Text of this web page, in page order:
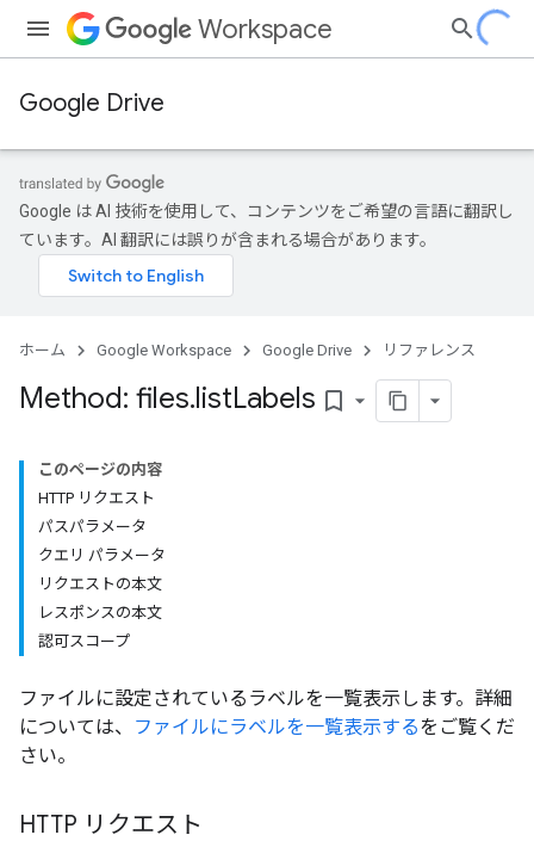
Workspace
Google Drive
Google は AI 技術を使用して、コンテンツをご希望の言語に翻訳し
ています。AI 翻訳には誤りが含まれる場合があります。
ホーム Google Workspace Google Drive リファレンス
Method: files.listLabels bookmark_border
このページの内容
HTTP リクエスト
パスパラメータ
クエリ パラメータ
リクエストの本文
レスポンスの本文
認可スコープ
ファイルに設定されているラベルを一覧表示します。詳細
については、
ファイルにラベルを一覧表示するをご覧くだ
さい。
HTTP リクエスト